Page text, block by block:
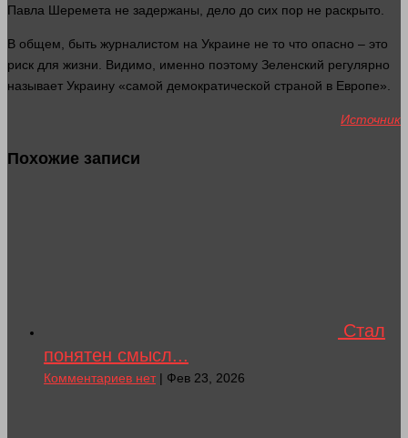
Павла Шеремета не задержаны, дело до сих пор не раскрыто.
В общем, быть журналистом на Украине не то что опасно – это
риск для жизни . Видимо, именно поэтому Зеленский регулярно
называет Украину «самой демократической страной в Европе».
Источник
Похожие записи
Стал
понятен смысл...
Комментариев нет| Фев 23, 2026